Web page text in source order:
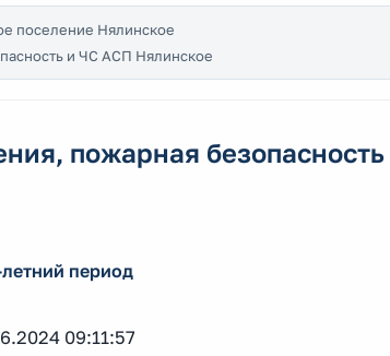
поселение Нялинское
и ЧС АСП Нялинское
пожарная
период
09:11:57